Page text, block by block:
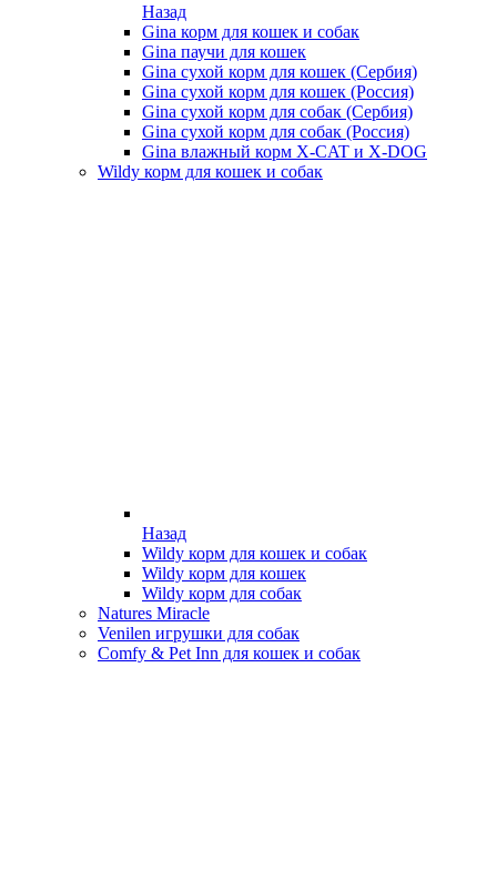
Назад
Gina корм для кошек и собак
Gina паучи для кошек
Gina сухой корм для кошек (Сербия)
Gina сухой корм для кошек (Россия)
Gina сухой корм для собак (Сербия)
Gina сухой корм для собак (Россия)
Gina влажный корм X-CAT и X-DOG
Wildy корм для кошек и собак
Назад
Wildy корм для кошек и собак
Wildy корм для кошек
Wildy корм для собак
Natures Miracle
Venilen игрушки для собак
Comfy & Pet Inn для кошек и собак